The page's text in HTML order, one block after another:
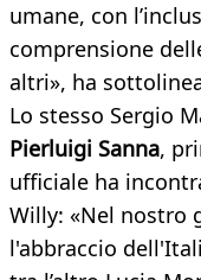
umane, con
comprensione
altri», ha
Lo stesso Sergio
Pierluigi Sanna,
ufficiale ha
Willy: «Nel nostro
l'abbraccio